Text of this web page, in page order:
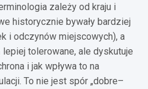
zależy od kraju i
historycznie bywały bardziej
i odczynów miejscowych), a
tolerowane, ale dyskutuje
i jak wpływa to na
To nie jest spór „dobre–